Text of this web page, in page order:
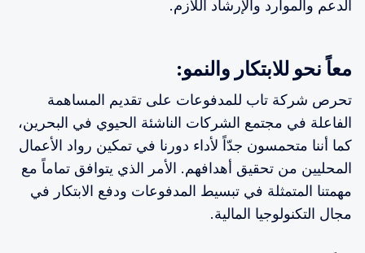
الدعم والموارد والإرشاد اللازم.
معاً نحو للابتكار والنمو:
تحرص شركة تاب للمدفوعات على تقديم المساهمة
الفاعلة في مجتمع الشركات الناشئة الحيوي في البحرين،
كما أننا متحمسون جدّاً لأداء دورنا في تمكين رواد الأعمال
المحليين من تحقيق أهدافهم. الأمر الذي يتوافق تماماً مع
مهمتنا المتمثلة في تبسيط المدفوعات ودفع الابتكار في
مجال التكنولوجيا المالية.